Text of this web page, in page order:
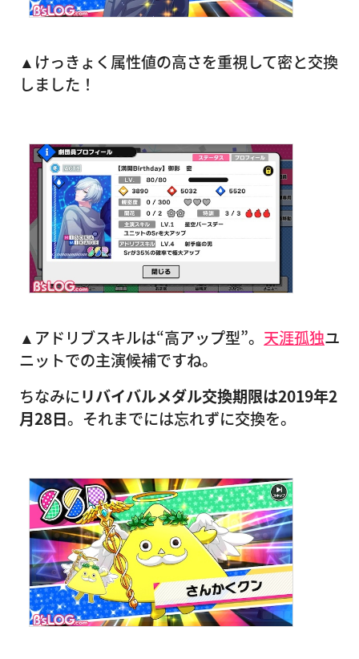
▲けっきょく属性値の高さを重視して密と交換
しました！
▲アドリブスキルは“高アップ型”。 天涯孤独ユ
ニットでの主演候補ですね。
ちなみにリバイバルメダル交換期限は2019年2
月28日。それまでには忘れずに交換を。